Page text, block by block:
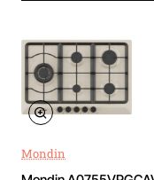
Mondin